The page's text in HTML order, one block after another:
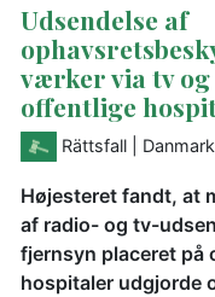
Udsendelse af
værker via tv
offentlige
Rättsfall | Danmark
Højesteret fandt, at
af radio- og tv-
fjernsyn placeret på
hospitaler udgjorde